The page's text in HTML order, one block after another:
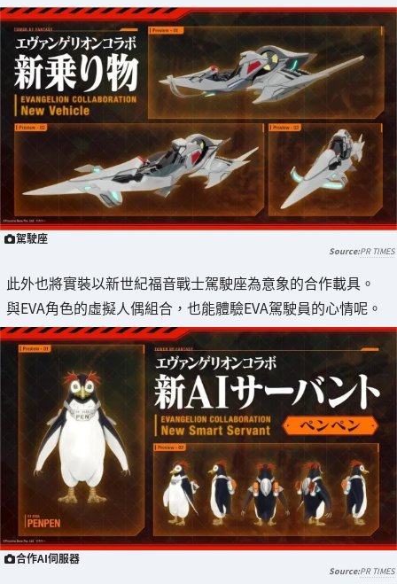
駕駛座
PR TIMES
此外也將實裝以新世紀福音戰士駕駛座為意象的合作載具。
與EVA角色的虛擬人偶組合，也能體驗EVA駕駛員的心情呢。
合作AI伺服器
PR TIMES